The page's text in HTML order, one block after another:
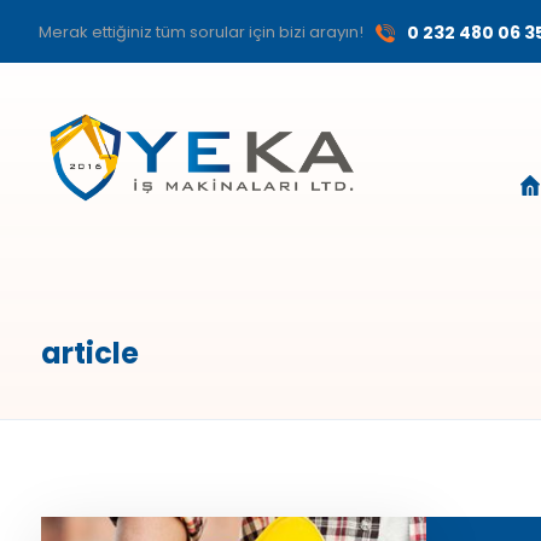
Merak ettiğiniz tüm sorular için bizi arayın! 0 232 480 06
article